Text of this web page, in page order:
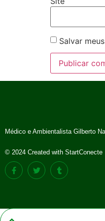
Salvar
Médico e Ambientalista Gilberto
© 2024 Created with StartConecte